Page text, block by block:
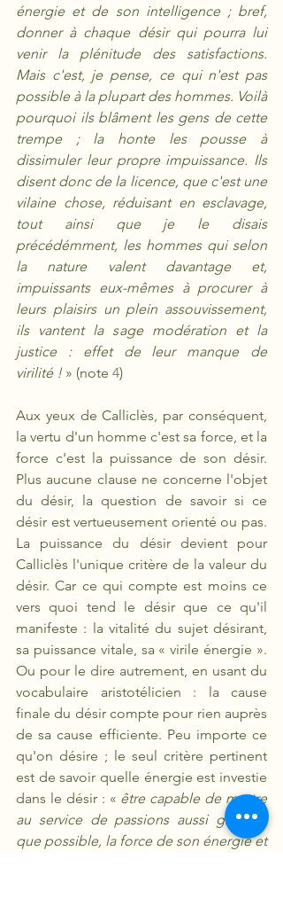
énergie et de son intelligence ; bref,
donner à chaque désir qui pourra lui
venir la plénitude des satisfactions.
Mais c'est, je pense, ce qui n'est pas
possible à la plupart des hommes. Voilà
pourquoi ils blâment les gens de cette
trempe ; la honte les pousse à
dissimuler leur propre impuissance. Ils
disent donc de la licence, que c'est une
vilaine chose, réduisant en esclavage,
tout ainsi que je le disais
précédémment, les hommes qui selon
la nature valent davantage et,
impuissants eux-mêmes à procurer à
leurs plaisirs un plein assouvissement,
ils vantent la sage modération et la
justice : effet de leur manque de
virilité ! » (note 4)
Aux yeux de Calliclès, par conséquent,
la vertu d'un homme c'est sa force, et la
force c'est la puissance de son désir.
Plus aucune clause ne concerne l'objet
du désir, la question de savoir si ce
désir est vertueusement orienté ou pas.
La puissance du désir devient pour
Calliclès l'unique critère de la valeur du
désir. Car ce qui compte est moins ce
vers quoi tend le désir que ce qu'il
manifeste : la vitalité du sujet désirant,
sa puissance vitale, sa « virile énergie ».
Ou pour le dire autrement, en usant du
vocabulaire aristotélicien : la cause
finale du désir compte pour rien auprès
de sa cause efficiente. Peu importe ce
qu'on désire ; le seul critère pertinent
est de savoir quelle énergie est investie
dans le désir : « être capable de mettre
au service de passions aussi grandes
que possible, la force de son énergie et